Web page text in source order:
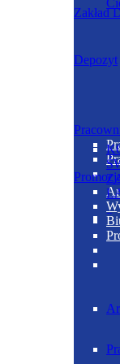
Zakład
Depozyt